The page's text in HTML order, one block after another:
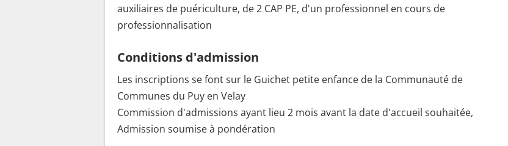
auxiliaires de puériculture, de 2 CAP PE, d'un professionnel en cours de
professionnalisation
Conditions d'admission
Les inscriptions se font sur le Guichet petite enfance de la Communauté de
Communes du Puy en Velay
Commission d'admissions ayant lieu 2 mois avant la date d'accueil souhaitée,
Admission soumise à pondération